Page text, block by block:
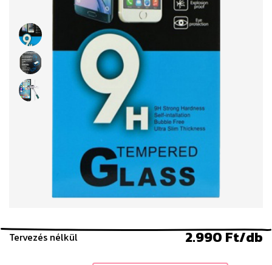
Tervezés nélkül 2.990 Ft/db